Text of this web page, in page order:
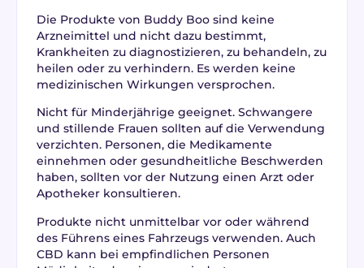
Die Produkte von Buddy Boo sind keine
Arzneimittel und nicht dazu bestimmt,
Krankheiten zu diagnostizieren, zu behandeln, zu
heilen oder zu verhindern. Es werden keine
medizinischen Wirkungen versprochen.
Nicht für Minderjährige geeignet. Schwangere
und stillende Frauen sollten auf die Verwendung
verzichten. Personen, die Medikamente
einnehmen oder gesundheitliche Beschwerden
haben, sollten vor der Nutzung einen Arzt oder
Apotheker konsultieren.
Produkte nicht unmittelbar vor oder während
des Führens eines Fahrzeugs verwenden. Auch
CBD kann bei empfindlichen Personen